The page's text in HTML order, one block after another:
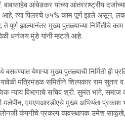
आंबेडकर यांच्या आंतरराष्ट्रीय
त्या पिलरचे ७५% काम पूर्ण झाले असून,
झाल्यानंतर मुख्य पुतळ्याच्या निर्मितीचे काम
धनंजय मुंडे यांनी म्हटले आहे.
येणाऱ्या मुख्य पुतळ्याची निर्मिती ही
मंत्रिमंडळ समितीने शिल्पकार राम सुतार व
न्याय विभागाचे सचिव श्री. सुमंत भांगे,
मलेपीन, एमएमआरडीएचे मुख्य अभियंता
कंपनीचे प्रकल्प व्यवस्थापक उमेश